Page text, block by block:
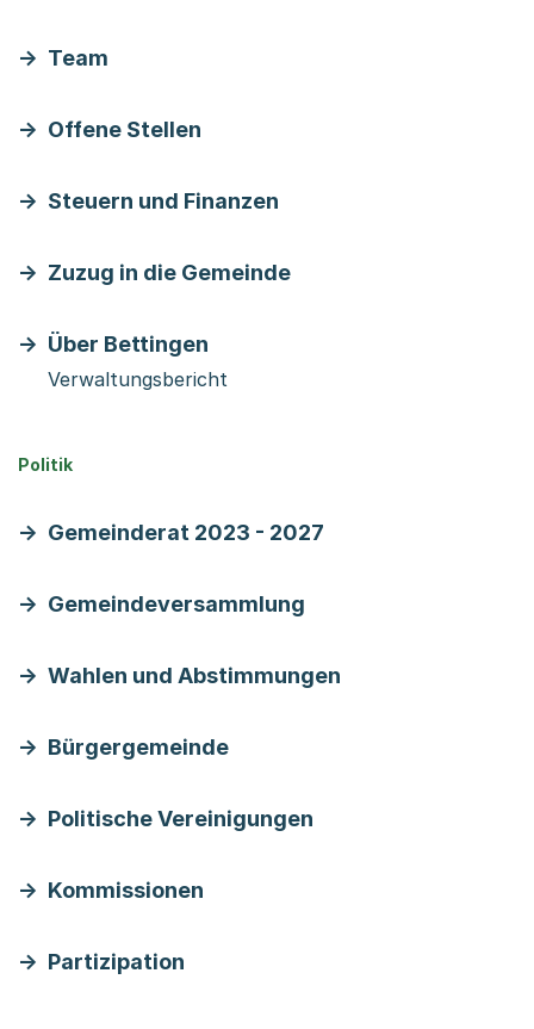
Team
Offene Stellen
Steuern und Finanzen
Zuzug in die Gemeinde
Über Bettingen
Verwaltungsbericht
Politik
Gemeinderat 2023 - 2027
Gemeindeversammlung
Wahlen und Abstimmungen
Bürgergemeinde
Politische Vereinigungen
Kommissionen
Partizipation